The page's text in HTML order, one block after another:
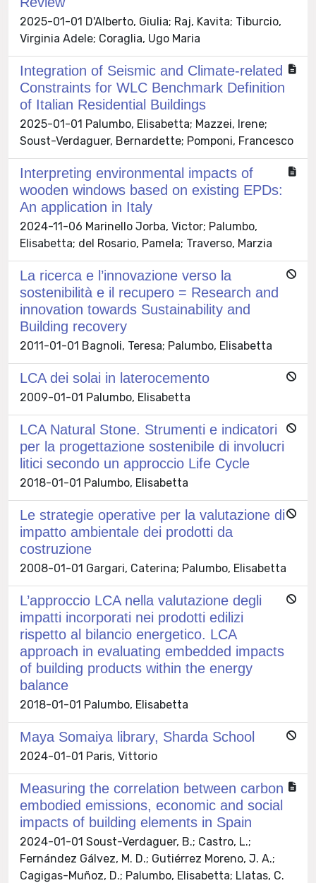
2025-01-01 D'Alberto, Giulia; Raj, Kavita; Tiburcio,
Virginia Adele; Coraglia, Ugo Maria
Integration of Seismic and Climate-related
Constraints for WLC Benchmark Definition
of Italian Residential Buildings
2025-01-01 Palumbo, Elisabetta; Mazzei, Irene;
Soust-Verdaguer, Bernardette; Pomponi, Francesco
Interpreting environmental impacts of
wooden windows based on existing EPDs:
An application in Italy
2024-11-06 Marinello Jorba, Victor; Palumbo,
Elisabetta; del Rosario, Pamela; Traverso, Marzia
La ricerca e l’innovazione verso la
sostenibilità e il recupero = Research and
innovation towards Sustainability and
Building recovery
2011-01-01 Bagnoli, Teresa; Palumbo, Elisabetta
LCA dei solai in laterocemento
2009-01-01 Palumbo, Elisabetta
LCA Natural Stone. Strumenti e indicatori
per la progettazione sostenibile di involucri
litici secondo un approccio Life Cycle
2018-01-01 Palumbo, Elisabetta
Le strategie operative per la valutazione di
impatto ambientale dei prodotti da
costruzione
2008-01-01 Gargari, Caterina; Palumbo, Elisabetta
L’approccio LCA nella valutazione degli
impatti incorporati nei prodotti edilizi
rispetto al bilancio energetico. LCA
approach in evaluating embedded impacts
of building products within the energy
balance
2018-01-01 Palumbo, Elisabetta
Maya Somaiya library, Sharda School
2024-01-01 Paris, Vittorio
Measuring the correlation between carbon
embodied emissions, economic and social
impacts of building elements in Spain
2024-01-01 Soust-Verdaguer, B.; Castro, L.;
Fernández Gálvez, M. D.; Gutiérrez Moreno, J. A.;
Cagigas-Muñoz, D.; Palumbo, Elisabetta; Llatas, C.